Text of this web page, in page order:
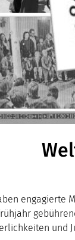
engagierte
und